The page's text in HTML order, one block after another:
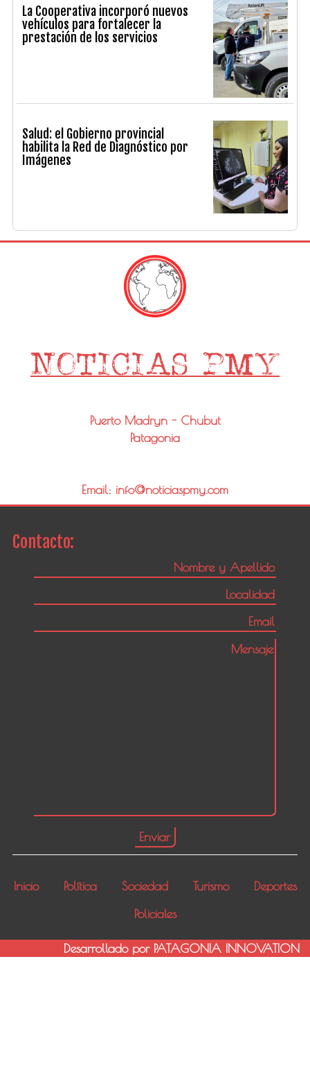
La Cooperativa incorporó nuevos
vehículos para fortalecer la
prestación de los servicios
Salud: el Gobierno provincial
habilita la Red de Diagnóstico por
Imágenes
Puerto Madryn - Chubut
Patagonia
Email: info@noticiaspmy.com
Contacto:
Inicio Política Sociedad Turismo
Deportes
Policiales
Desarrollado por PATAGONIA INNOVATION